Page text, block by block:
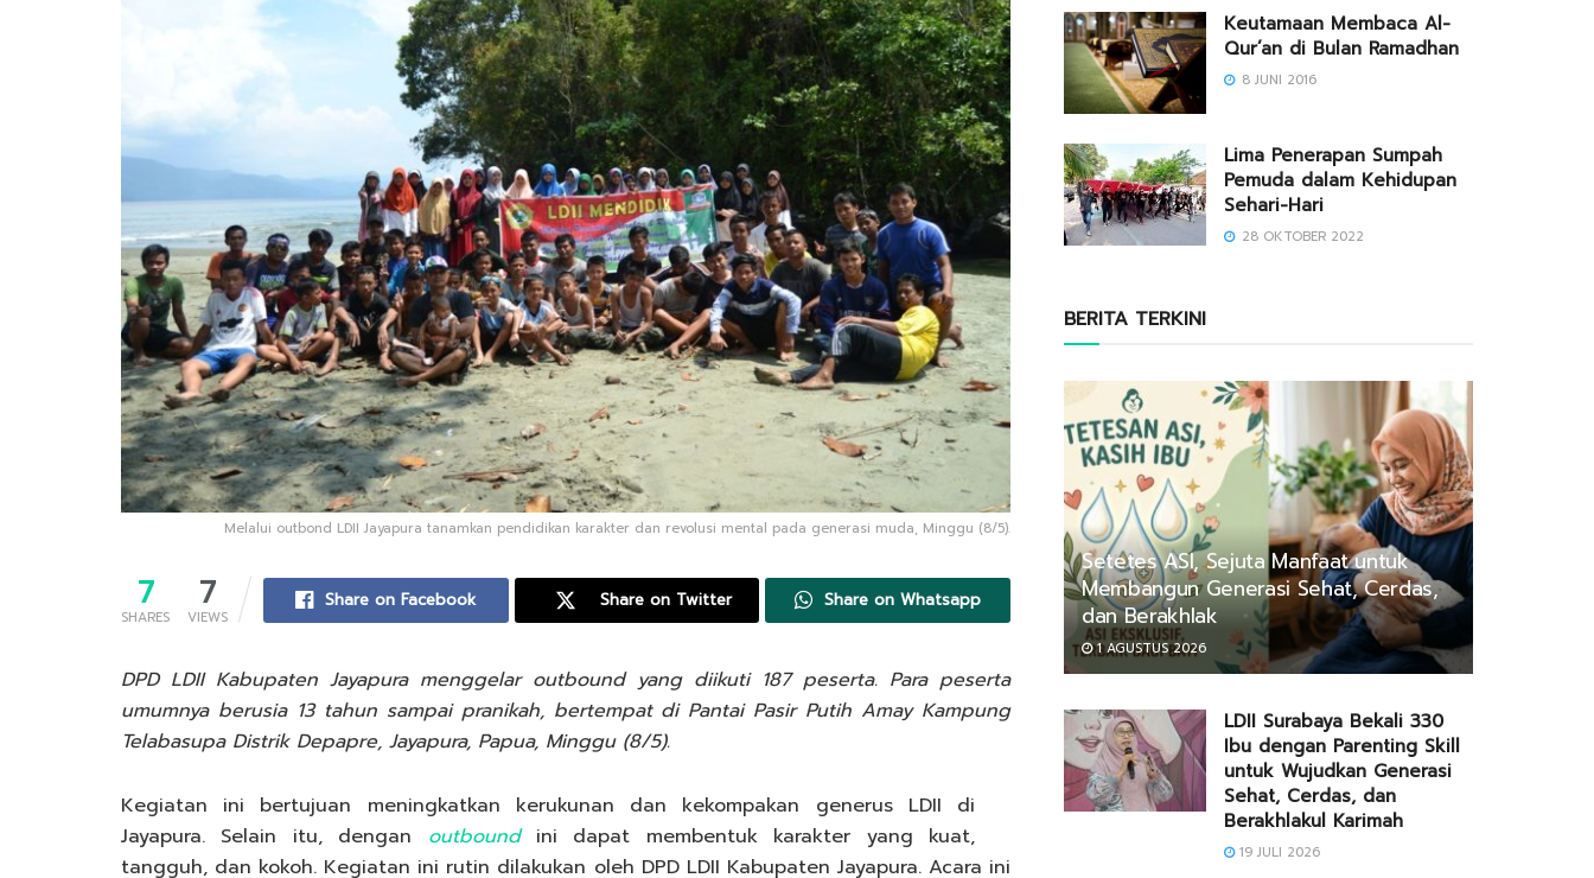
Melalui outbond LDII Jayapura tanamkan pendidikan karakter dan revolusi mental pada generasi muda, Minggu (8/5).
7
SHARES
7
VIEWS
Share on Facebook Share on Twitter Share on Whatsapp
DPD LDII Kabupaten Jayapura menggelar outboundyang diikuti 187 peserta. Para peserta
umumnya berusia 13 tahun sampai pranikah, bertempat di Pantai Pasir Putih Amay Kampung
Telabasupa Distrik Depapre, Jayapura, Papua, Minggu (8/5).
Kegiatan ini bertujuan meningkatkan kerukunan dan kekompakan generus LDII di
Jayapura. Selain itu, dengan outbound ini dapat membentuk karakter yang kuat,
tangguh, dan kokoh. Kegiatan ini rutin dilakukan oleh DPD LDII Kabupaten Jayapura. Acara ini
Keutamaan Membaca Al-
Qur’an di Bulan Ramadhan
8 JUNI 2016
Lima Penerapan Sumpah
Pemuda dalam Kehidupan
Sehari-Hari
28 OKTOBER 2022
BERITA TERKINI
Setetes ASI, Sejuta Manfaat untuk
Membangun Generasi Sehat, Cerdas,
dan Berakhlak
1 AGUSTUS 2026
LDII Surabaya Bekali 330
Ibu dengan Parenting Skill
untuk Wujudkan Generasi
Sehat, Cerdas, dan
Berakhlakul Karimah
19 JULI 2026